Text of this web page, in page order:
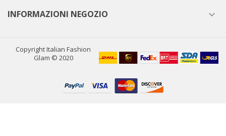
INFORMAZIONI NEGOZIO 
Copyright Italian Fashion
Glam © 2020